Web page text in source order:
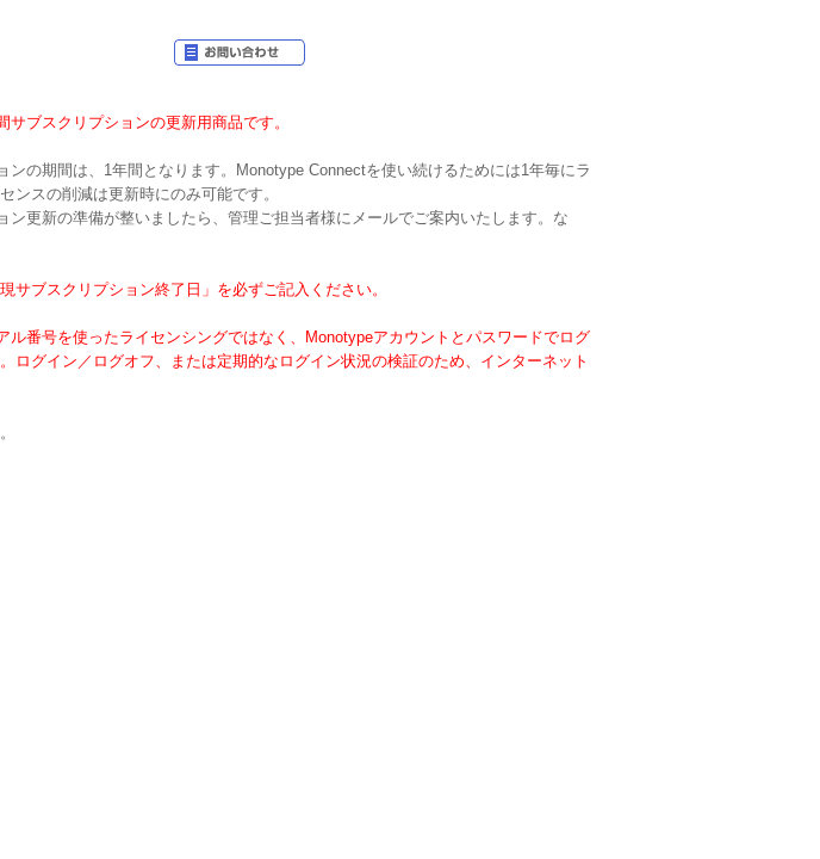
ブスクリプションの更新用商品です。
ンの期間は、1年間となります。Monotype Connectを使い続けるためには1年毎にラ
ンスの削減は更新時にのみ可能です。
ン更新の準備が整いましたら、管理ご担当者様にメールでご案内いたします。な
サブスクリプション終了日」を必ずご記入ください。
ル番号を使ったライセンシングではなく、Monotypeアカウントとパスワードでログ
ログイン／ログオフ、または定期的なログイン状況の検証のため、インターネット